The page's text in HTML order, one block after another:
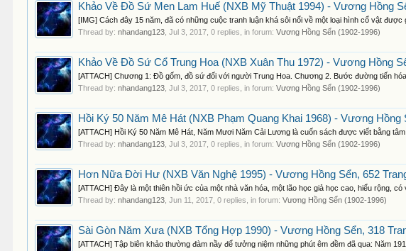
Khảo Về Đồ Sứ Men Lam Huế (NXB Mỹ Thuật 1994) - Vương Hồng
[IMG] Cách đây 15 năm, đã có những cuộc tranh luận khá sôi nổi về một loại hình cổ vật được
Thread by:nhandang123 ,Jul 3, 2017 , 0 replies, in forum:Vương Hồng Sển (1902-1996)
Khảo Về Đồ Sứ Cổ Trung Hoa (NXB Xuân Thu 1972) - Vương Hồng
[ATTACH] Chương 1: Đồ gốm, đồ sứ đối với người Trung Hoa. Chương 2. Bước đường tiến
Thread by:nhandang123 ,Jul 3, 2017 , 0 replies, in forum:Vương Hồng Sển (1902-1996)
Hồi Ký 50 Năm Mê Hát (NXB Phạm Quang Khai 1968) - Vương Hồng
[ATTACH] Hồi Ký 50 Năm Mê Hát, Năm Mươi Năm Cải Lương là cuốn sách được viết bằng
Thread by:nhandang123 ,Jul 3, 2017 , 0 replies, in forum:Vương Hồng Sển (1902-1996)
Hơn Nữa Đời Hư (NXB Văn Nghệ 1995) - Vương Hồng Sển, 652
[ATTACH] Đây là một thiên hồi ức của một nhà văn hóa, một lão học giả học cao, hiểu rộng,
Thread by:nhandang123 ,Jun 11, 2017 , 0 replies, in forum:Vương Hồng Sển (1902-1996)
Sài Gòn Năm Xưa (NXB Tổng Hợp 1990) - Vương Hồng Sển, 318
[ATTACH] Tập biên khảo thường đàm nầy để tưởng niệm những phút êm đềm đã qua: Năm